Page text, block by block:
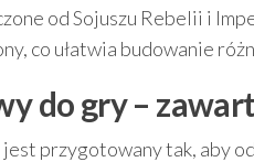
od Sojuszu Rebelii i
co ułatwia budowanie
do gry –
przygotowany tak, aby od